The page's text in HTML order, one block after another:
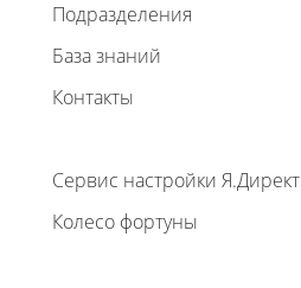
Подразделения
База знаний
Контакты
Сервис настройки Я.Директ
Колесо фортуны